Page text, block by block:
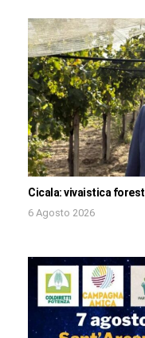
Cicala: vivaistica
6 Agosto 2026